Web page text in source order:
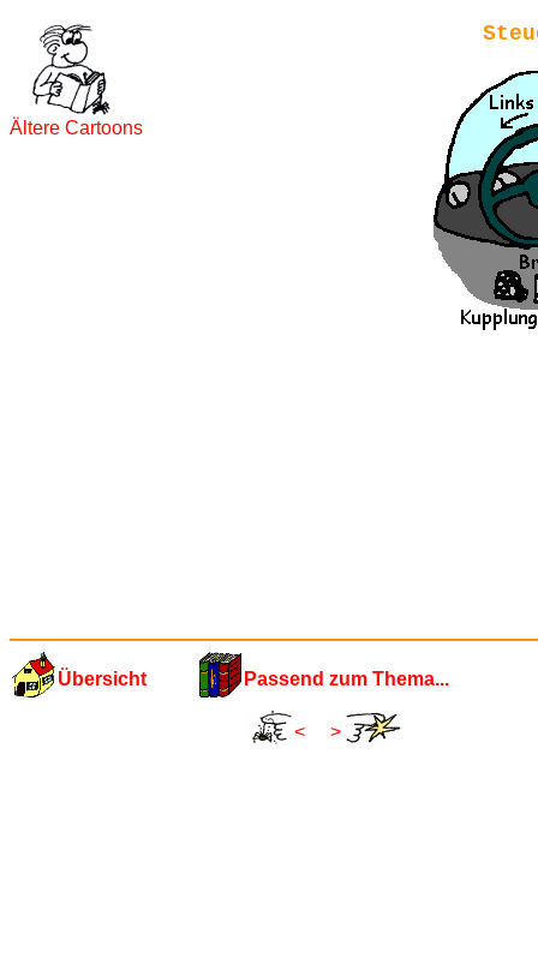
Ältere Cartoons
Übersicht Passend zum Thema...
< >